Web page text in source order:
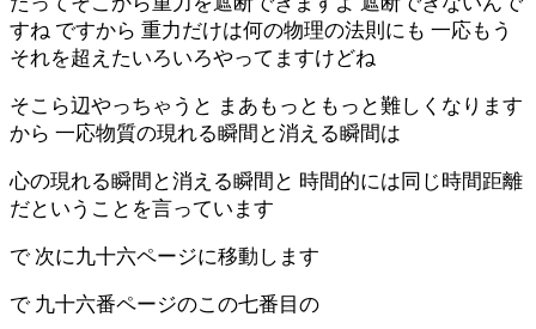
すね ですから 重力だけは何の物理の法則にも 一応もう
それを超えたいろいろやってますけどね
そこら辺やっちゃうと まあもっともっと難しくなります
から 一応物質の現れる瞬間と消える瞬間は
心の現れる瞬間と消える瞬間と 時間的には同じ時間距離
だということを言っています
で 次に九十六ページに移動します
で 九十六番ページのこの七番目の